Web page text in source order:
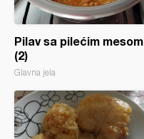
Pilav sa pilećim mesom
(2)
Glavna jela